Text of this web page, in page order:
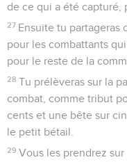
de ce qui a été capturé,
27 Ensuite tu partageras
pour les combattants
pour le reste de la
28 Tu prélèveras sur la
combat, comme tribut
cents et une bête sur
le petit bétail.
29 Vous les prendrez